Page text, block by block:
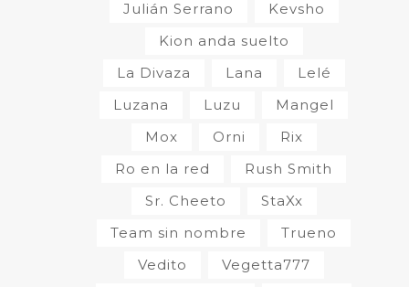
Julián Serrano
Kevsho
Kion anda suelto
La Divaza
Lana
Lelé
Luzana
Luzu
Mangel
Mox
Orni
Rix
Ro en la red
Rush Smith
Sr. Cheeto
StaXx
Team sin nombre
Trueno
Vedito
Vegetta777